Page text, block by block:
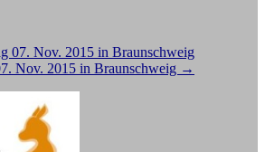
07. Nov. 2015 in Braunschweig
Nov. 2015 in Braunschweig →